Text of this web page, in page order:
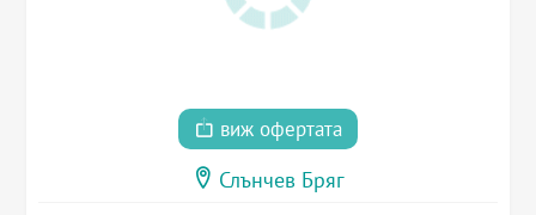
виж офертата
Слънчев Бряг